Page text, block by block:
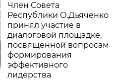
Член Совета
Республики О.Дьяченко
принял участие в
диалоговой площадке,
посвященной вопросам
формирования
эффективного
лидерства